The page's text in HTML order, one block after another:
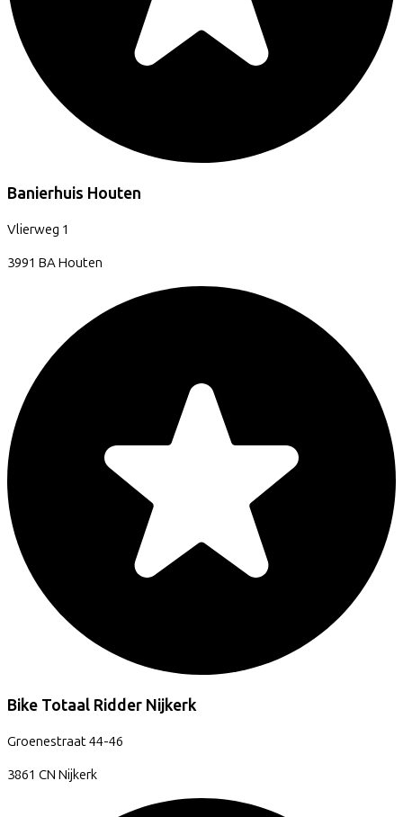
Banierhuis Houten
Vlierweg 1
3991 BAHouten
Bike Totaal Ridder Nijkerk
Groenestraat44-46
3861 CN Nijkerk